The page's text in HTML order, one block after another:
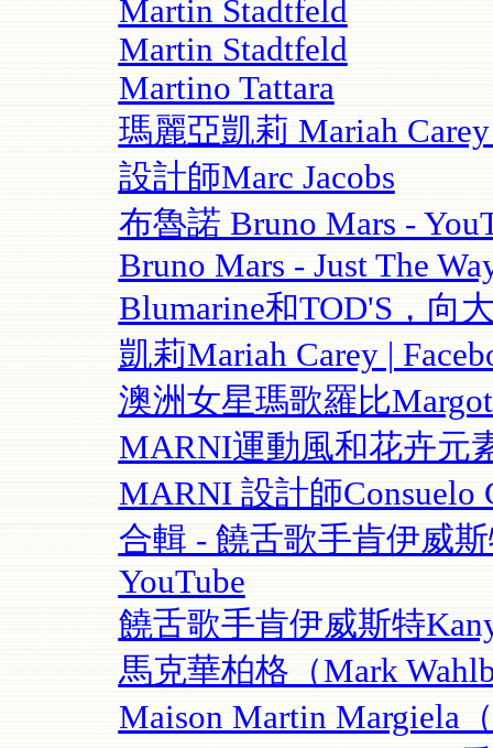
Martin Stadtfeld
Martin Stadtfeld
Martino Tattara
瑪麗亞凱莉 Mariah
設計師Marc Jacobs
布魯諾 Bruno Mars -
Bruno Mars - Just The
Blumarine和TOD'S，向
凱莉Mariah Carey |
澳洲女星瑪歌羅比
MARNI運動風和花卉元
MARNI 設計師Consuelo
合輯 - 饒舌歌手肯伊威
YouTube
饒舌歌手肯伊威斯特
馬克華柏格（Mark
Maison Martin Margiela